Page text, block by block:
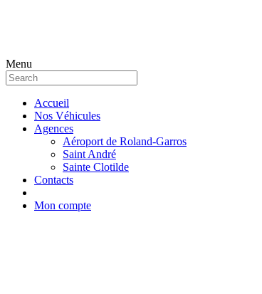
Menu
Accueil
Nos Véhicules
Agences
Aéroport de Roland-Garros
Saint André
Sainte Clotilde
Contacts
Mon compte